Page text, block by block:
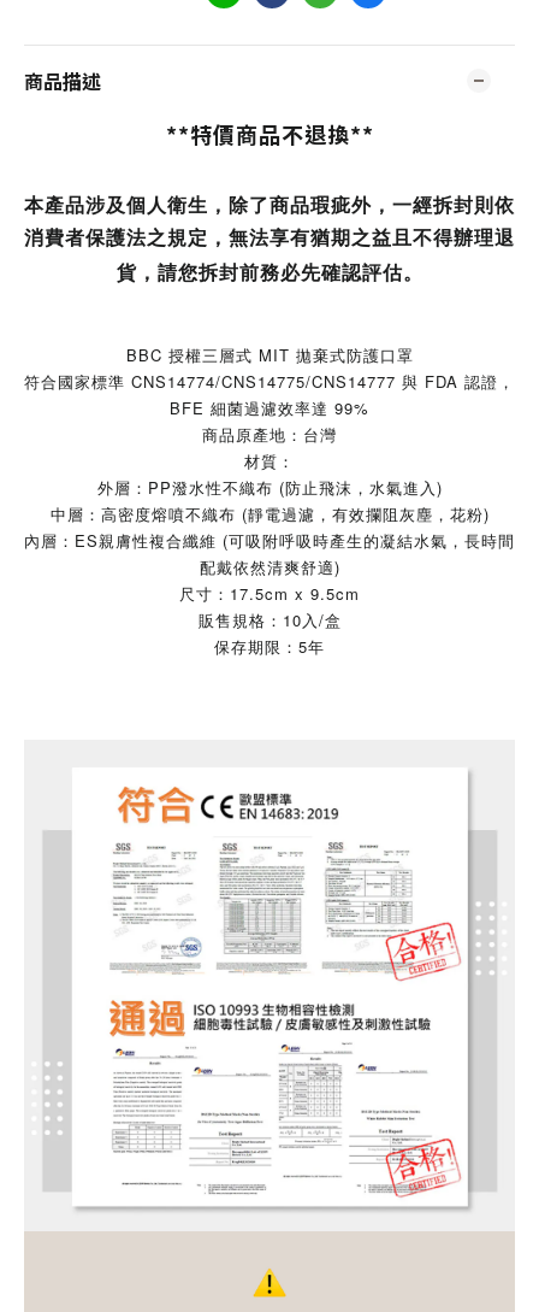
商品描述
**特價商品不退換**
本產品涉及個人衛生，除了商品瑕疵外，一經拆封則依
消費者保護法之規定，無法享有猶期之益且不得辦理退
貨，請您拆封前務必先確認評估。
BBC 授權三層式 MIT 拋棄式防護口罩
符合國家標準 CNS14774/CNS14775/CNS14777 與 FDA 認證，
BFE 細菌過濾效率達 99%
商品原產地：台灣
材質：
外層：PP潑水性不織布 (防止飛沫，水氣進入)
中層：高密度熔噴不織布 (靜電過濾，有效攔阻灰塵，花粉)
內層：ES親膚性複合纖維 (可吸附呼吸時產生的凝結水氣，長時間
配戴依然清爽舒適)
尺寸：17.5cm x 9.5cm
販售規格：10入/盒
保存期限：5年